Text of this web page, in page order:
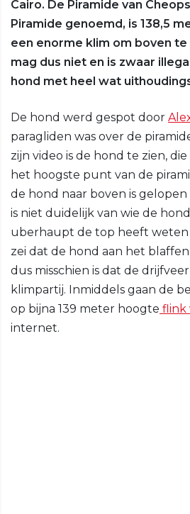
Cairo. De Piramide van
Piramide genoemd, is 138,5
een enorme klim om boven
mag dus niet en is zwaar
hond met heel wat
De hond werd gespot door
paragliden was over de
zijn video is de hond te zien,
het hoogste punt van de
de hond naar boven is
is niet duidelijk van wie de
uberhaupt de top heeft weten
zei dat de hond aan het blaffen
dus misschien is dat de
klimpartij. Inmiddels gaan de
op bijna 139 meter hoogte flink
internet.